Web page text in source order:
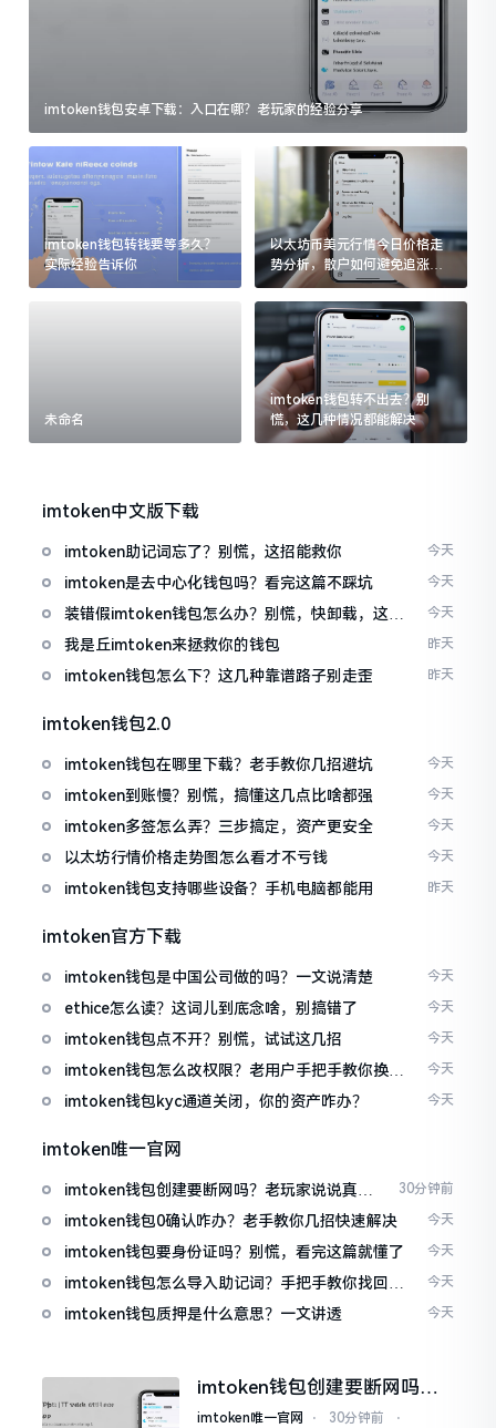
imtoken钱包安卓下载：入口在哪？老玩家的经验分享
imtoken钱包转钱要等多久？
实际经验告诉你
以太坊币美元行情今日价格走
势分析，散户如何避免追涨杀
跌被套牢
未命名
imtoken钱包转不出去？别
慌，这几种情况都能解决
imtoken中文版下载
imtoken助记词忘了？别慌，这招能救你 今天
imtoken是去中心化钱包吗？看完这篇不踩坑 今天
装错假imtoken钱包怎么办？别慌，快卸载，这几
招能救急
今天
我是丘imtoken来拯救你的钱包 昨天
imtoken钱包怎么下？这几种靠谱路子别走歪 昨天
imtoken钱包2.0
imtoken钱包在哪里下载？老手教你几招避坑 今天
imtoken到账慢？别慌，搞懂这几点比啥都强 今天
imtoken多签怎么弄？三步搞定，资产更安全 今天
以太坊行情价格走势图怎么看才不亏钱 今天
imtoken钱包支持哪些设备？手机电脑都能用 昨天
imtoken官方下载
imtoken钱包是中国公司做的吗？一文说清楚 今天
ethice怎么读？这词儿到底念啥，别搞错了 今天
imtoken钱包点不开？别慌，试试这几招 今天
imtoken钱包怎么改权限？老用户手把手教你换主
人
今天
imtoken钱包kyc通道关闭，你的资产咋办？ 今天
imtoken唯一官网
imtoken钱包创建要断网吗？老玩家说说真实
情况
30分钟前
imtoken钱包0确认咋办？老手教你几招快速解决 今天
imtoken钱包要身份证吗？别慌，看完这篇就懂了 今天
imtoken钱包怎么导入助记词？手把手教你找回资
产
今天
imtoken钱包质押是什么意思？一文讲透 今天
imtoken钱包创建要断网吗？
老玩家说说真实情况
imtoken唯一官网 ⋅ 30分钟前
⋅